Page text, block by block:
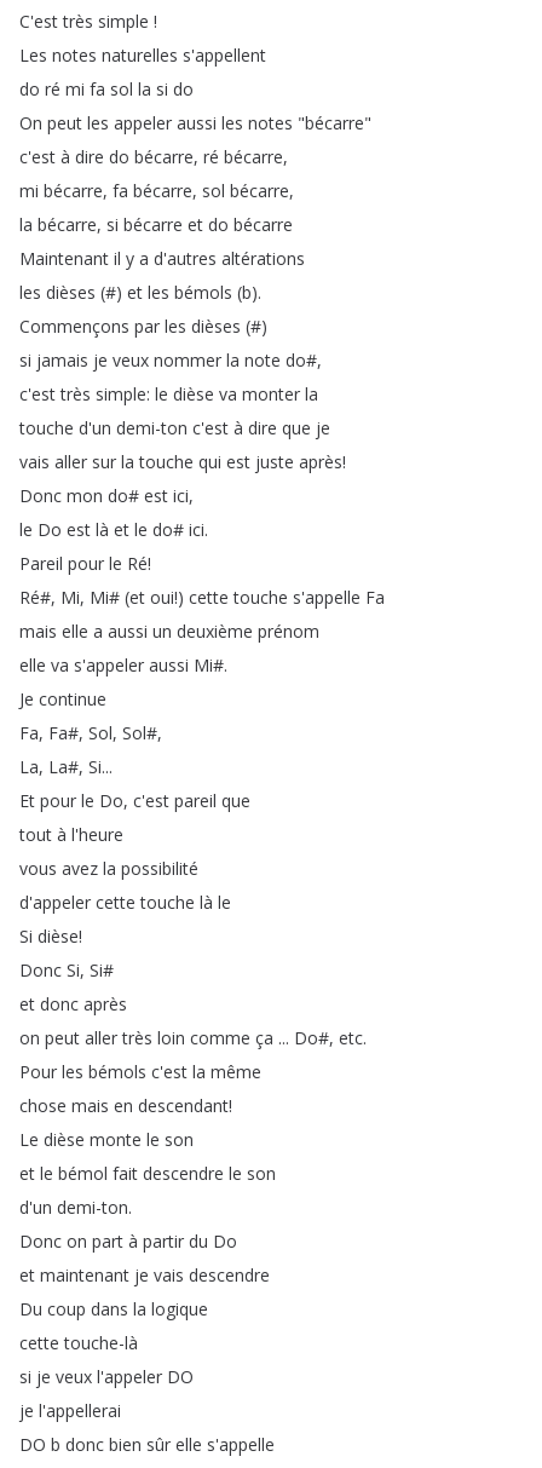
C'est très simple !
Les notes naturelles s'appellent
do ré mi fa sol la si do
On peut les appeler aussi les notes "bécarre"
c'est à dire do bécarre, ré bécarre,
mi bécarre, fa bécarre, sol bécarre,
la bécarre, si bécarre et do bécarre
Maintenant il y a d'autres altérations
les dièses (#) et les bémols (b).
Commençons par les dièses (#)
si jamais je veux nommer la note do#,
c'est très simple: le dièse va monter la
touche d'un demi-ton c'est à dire que je
vais aller sur la touche qui est juste après!
Donc mon do# est ici,
le Do est là et le do# ici.
Pareil pour le Ré!
Ré#, Mi, Mi# (et oui!) cette touche s'appelle Fa
mais elle a aussi un deuxième prénom
elle va s'appeler aussi Mi#.
Je continue
Fa, Fa#, Sol, Sol#,
La, La#, Si...
Et pour le Do, c'est pareil que
tout à l'heure
vous avez la possibilité
d'appeler cette touche là le
Si dièse!
Donc Si, Si#
et donc après
on peut aller très loin comme ça ... Do#, etc.
Pour les bémols c'est la même
chose mais en descendant!
Le dièse monte le son
et le bémol fait descendre le son
d'un demi-ton.
Donc on part à partir du Do
et maintenant je vais descendre
Du coup dans la logique
cette touche-là
si je veux l'appeler DO
je l'appellerai
DO b donc bien sûr elle s'appelle